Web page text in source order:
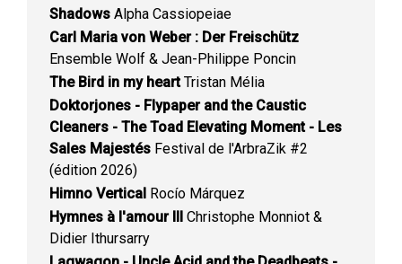
Shadows Alpha Cassiopeiae
Carl Maria von Weber : Der Freischütz
Ensemble Wolf & Jean-Philippe Poncin
The Bird in my heartTristan Mélia
Doktorjones - Flypaper and the Caustic
Cleaners - The Toad Elevating Moment - Les
Sales Majestés Festival de l'ArbraZik #2
(édition 2026)
Himno Vertical Rocío Márquez
Hymnes à l'amour III Christophe Monniot &
Didier Ithursarry